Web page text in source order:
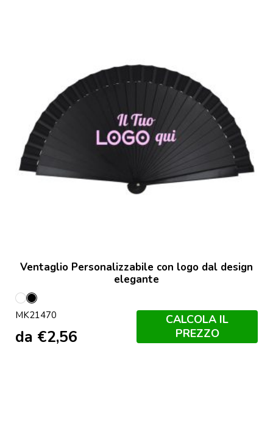
Ventaglio Personalizzabile con logo dal design
elegante
Bianco
Nero
MK21470
da €2,56
CALCOLA IL
PREZZO